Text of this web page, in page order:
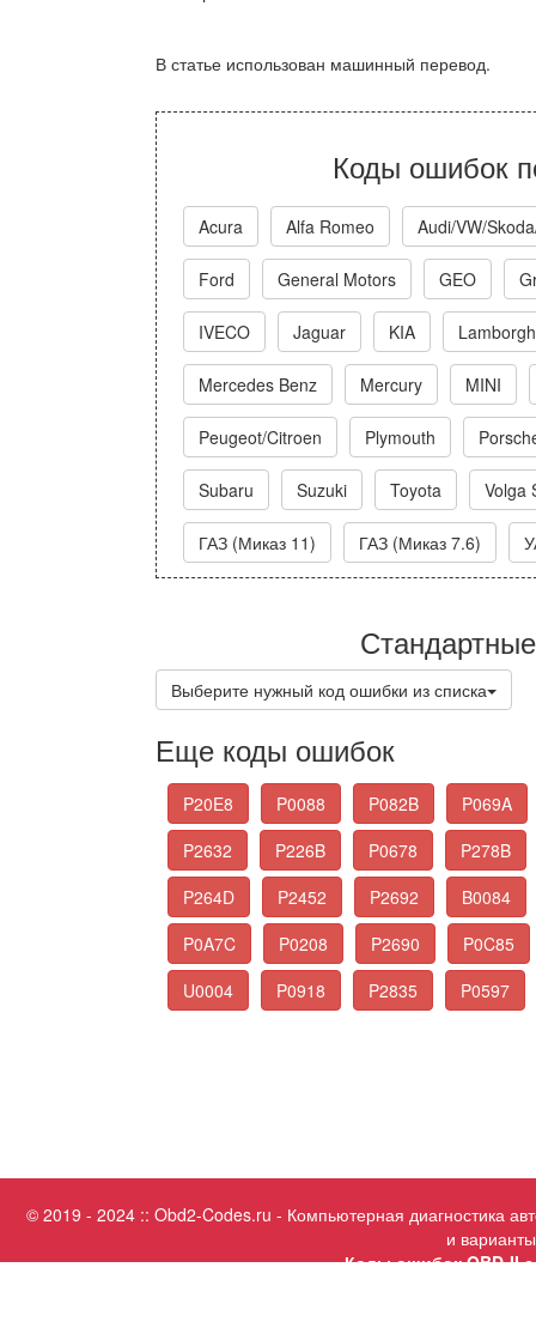
В статье использован машинный перевод.
Коды ошибок
Acura Alfa Romeo Audi/VW/
Ford General Motors GEO
IVECO Jaguar KIA
Mercedes Benz Mercury MINI
Peugeot/Citroen Plymouth
Subaru Suzuki Toyota Volga
ГАЗ (Миказ 11) ГАЗ (Миказ 7.6)
Выберите нужный код ошибки из списка
Еще коды ошибок
P20E8 P0088 P082B
P069A
P2632
P226B P0678
P278B
P264D
P2452 P2692
B0084
P0A7C
P0208 P2690
P0C85
U0004
P0918 P2835 P0597
© 2019 - 2024 :: Obd2-Codes.ru - Компьютерная диагностика
и
Коды ошибок OBD-II